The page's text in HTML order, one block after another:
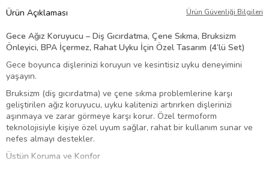
Ürün Açıklaması Ürün Güvenliği Bilgileri
Gece Ağız Koruyucu – Diş Gıcırdatma, Çene Sıkma, Bruksizm
Önleyici, BPA İçermez, Rahat Uyku İçin Özel Tasarım (4’lü Set)
Gece boyunca dişlerinizi koruyun ve kesintisiz uyku deneyimini
yaşayın.
Bruksizm (diş gıcırdatma) ve çene sıkma problemlerine karşı
geliştirilen ağız koruyucu, uyku kalitenizi artırırken dişlerinizi
aşınmaya ve zarar görmeye karşı korur. Özel termoform
teknolojisiyle kişiye özel uyum sağlar, rahat bir kullanım sunar ve
nefes almayı destekler.
Üstün Koruma ve Konfor